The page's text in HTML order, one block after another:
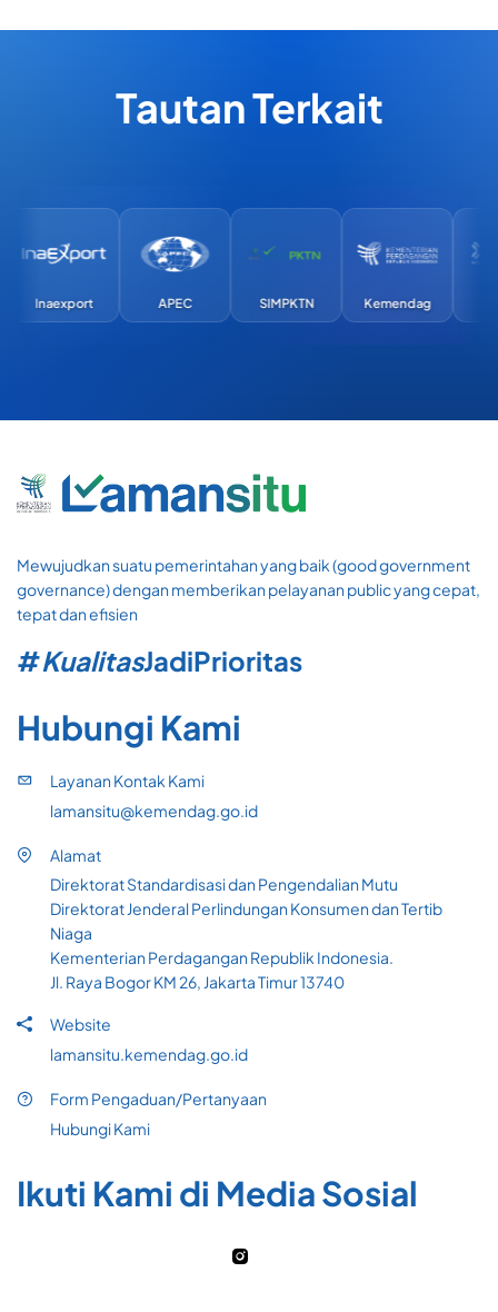
Tautan Terkait
Inaexport APEC SIMPKTN Kemendag
Mewujudkan suatu pemerintahan yang baik (good government
governance) dengan memberikan pelayanan public yang cepat,
tepat dan efisien
#KualitasJadiPrioritas
Hubungi Kami
Layanan Kontak Kami
lamansitu@kemendag.go.id
Alamat
Direktorat Standardisasi dan Pengendalian Mutu
Direktorat Jenderal Perlindungan Konsumen dan Tertib
Niaga
Kementerian Perdagangan Republik Indonesia.
Jl. Raya Bogor KM 26, Jakarta Timur 13740
Website
lamansitu.kemendag.go.id
Form Pengaduan/Pertanyaan
Hubungi Kami
Ikuti Kami di Media Sosial